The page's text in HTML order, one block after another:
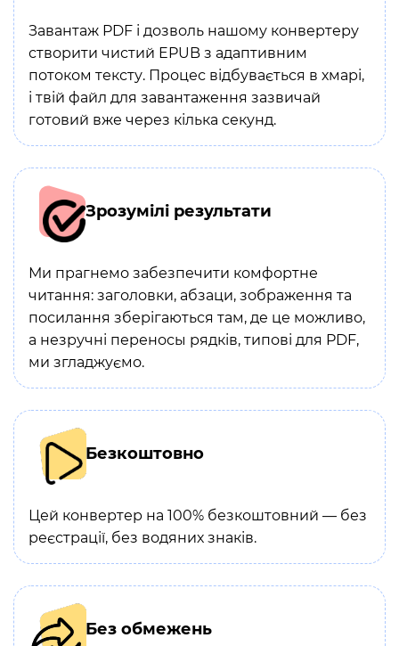
Завантаж PDF і дозволь нашому конвертеру
створити чистий EPUB з адаптивним
потоком тексту. Процес відбувається в хмарі,
і твій файл для завантаження зазвичай
готовий вже через кілька секунд.
Зрозумілі результати
Ми прагнемо забезпечити комфортне
читання: заголовки, абзаци, зображення та
посилання зберігаються там, де це можливо,
а незручні переносы рядків, типові для PDF,
ми згладжуємо.
Безкоштовно
Цей конвертер на 100% безкоштовний — без
реєстрації, без водяних знаків.
Без обмежень